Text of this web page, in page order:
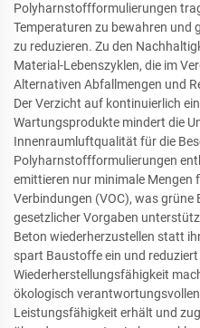
Polyharnstoffformulierungen
Temperaturen zu bewahren und
zu reduzieren. Zu den
Material-Lebenszyklen, die im
Alternativen Abfallmengen und
Der Verzicht auf kontinuierlich
Wartungsprodukte mindert die
Innenraumluftqualität für die
Polyharnstoffformulierungen
emittieren nur minimale Mengen
Verbindungen (VOC), was
gesetzlicher Vorgaben
Beton wiederherzustellen statt
spart Baustoffe ein und
Wiederherstellungsfähigkeit
ökologisch
Leistungsfähigkeit erhält und